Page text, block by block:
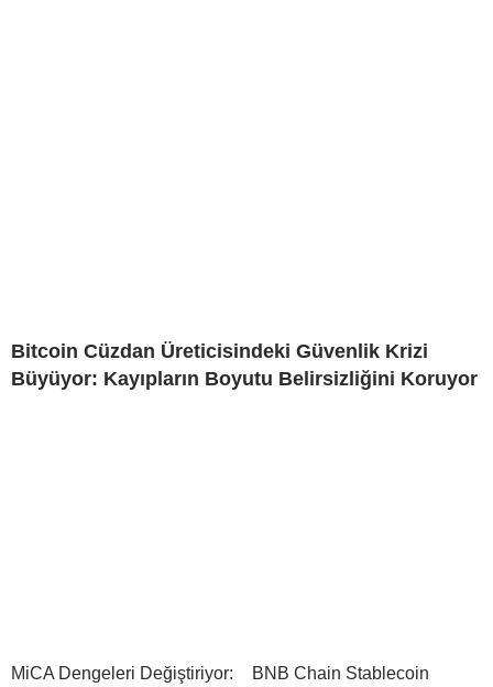
Bitcoin Cüzdan Üreticisindeki Güvenlik Krizi
Büyüyor: Kayıpların Boyutu Belirsizliğini Koruyor
MiCA Dengeleri Değiştiriyor:
BNB Chain Stablecoin